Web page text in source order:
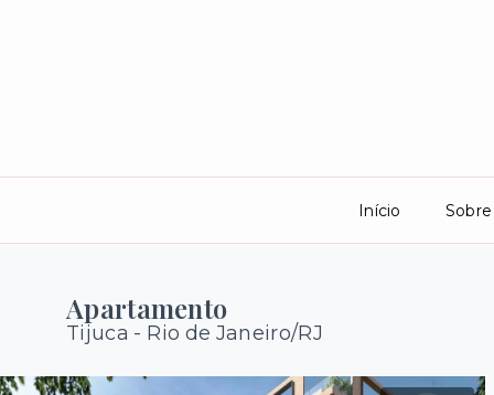
Início Sobre
Apartamento
Tijuca - Rio de Janeiro/RJ